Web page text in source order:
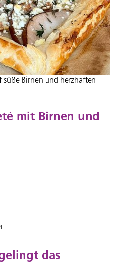
Birnen und herzhaften
mit Birnen und
das